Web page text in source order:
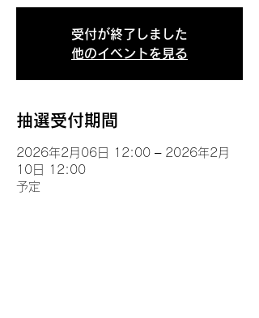
受付が終了しました
他のイベントを見る
抽選受付期間
2026年2月06日 12:00 – 2026年2月
10日 12:00
予定